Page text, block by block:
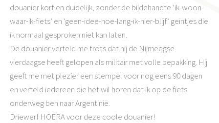
douanier kort en duidelijk, zonder de bijdehandte ‘ik-woon-
waar-ik-fiets’ en ‘geen-idee-hoe-lang-ik-hier-blijf’ geintjes die
ik normaal gesproken niet kan laten.
De douanier verteld me trots dat hij de Nijmeegse
vierdaagse heeft gelopen als militair met volle bepakking. Hij
geeft me met plezier een stempel voor nog eens 90 dagen
en verteld iedereen die het wil horen dat ik op de fiets
onderweg ben naar Argentinië.
Driewerf HOERA voor deze coole douanier!